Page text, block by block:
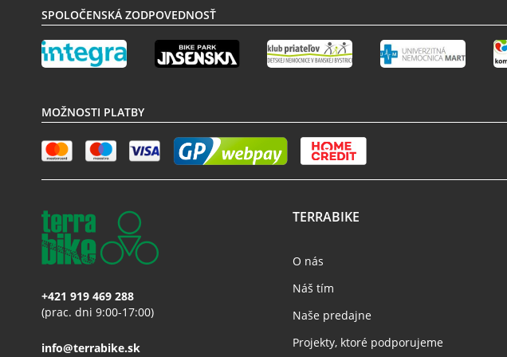
SPOLOČENSKÁ ZODPOVEDNOSŤ
MOŽNOSTI PLATBY
+421 919 469 288
(prac. dni 9:00-17:00)
info@terrabike.sk
TERRABIKE
O nás
Náš tím
Naše predajne
Projekty, ktoré podporujeme